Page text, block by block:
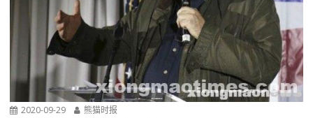
2020-09-29 熊猫时报